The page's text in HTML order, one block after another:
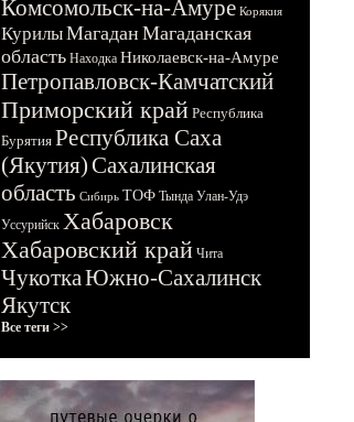
Комсомольск-на-Амуре Корякия
КурилыМагадан Магаданская
область Находка Николаевск-на-Амуре
Петропавловск-Камчатский
Приморский край Республика
Бурятия Республика Саха
(Якутия)Сахалинская
область Сибирь ТОФ Тында Улан-Удэ
Уссурийск Хабаровск
Хабаровский край Чита
ЧукоткаЮжно-Сахалинск
Якутск
Все теги >>